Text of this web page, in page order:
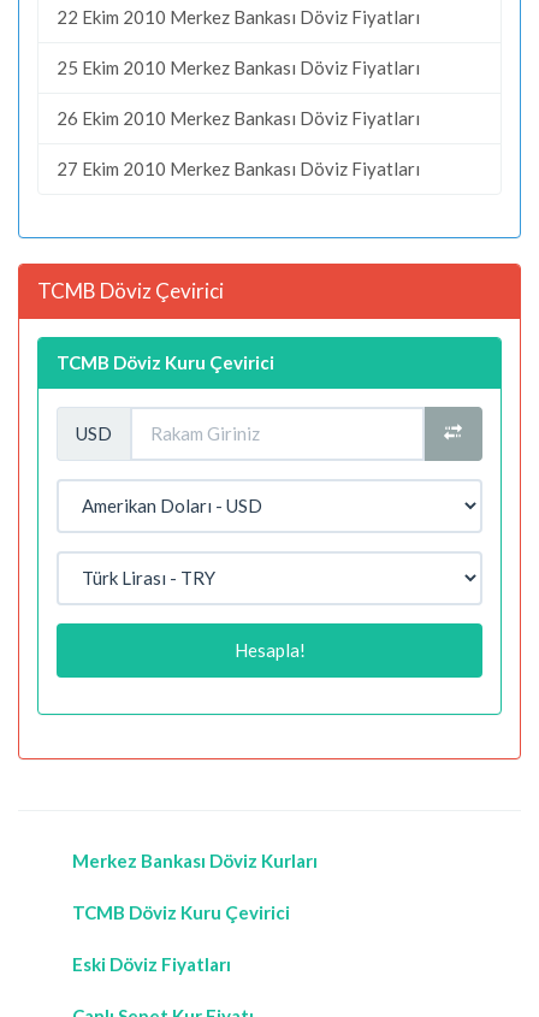
22 Ekim 2010 Merkez Bankası Döviz Fiyatları
25 Ekim 2010 Merkez Bankası Döviz Fiyatları
26 Ekim 2010 Merkez Bankası Döviz Fiyatları
27 Ekim 2010 Merkez Bankası Döviz Fiyatları
TCMB Döviz Çevirici
TCMB Döviz Kuru Çevirici
USD
Hesapla!
Merkez Bankası Döviz Kurları
TCMB Döviz Kuru Çevirici
Eski Döviz Fiyatları